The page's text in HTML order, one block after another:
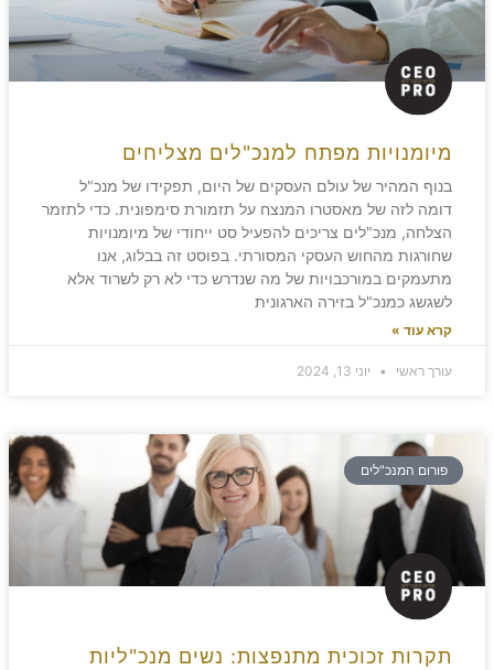
מיומנויות מפתח למנכ"לים מצליחים
בנוף המהיר של עולם העסקים של היום, תפקידו של מנכ"ל
דומה לזה של מאסטרו המנצח על תזמורת סימפונית. כדי לתזמר
הצלחה, מנכ"לים צריכים להפעיל סט ייחודי של מיומנויות
שחורגות מהחוש העסקי המסורתי. בפוסט זה בבלוג, אנו
מתעמקים במורכבויות של מה שנדרש כדי לא רק לשרוד אלא
לשגשג כמנכ"ל בזירה הארגונית
קרא עוד »
עורך ראשי יוני 13, 2024
פורום המנכ"לים
תקרות זכוכית מתנפצות: נשים מנכ"ליות